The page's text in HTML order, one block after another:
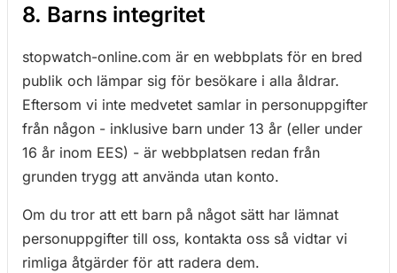
8. Barns integritet
stopwatch-online.com är en webbplats för en bred
publik och lämpar sig för besökare i alla åldrar.
Eftersom vi inte medvetet samlar in personuppgifter
från någon - inklusive barn under 13 år (eller under
16 år inom EES) - är webbplatsen redan från
grunden trygg att använda utan konto.
Om du tror att ett barn på något sätt har lämnat
personuppgifter till oss, kontakta oss så vidtar vi
rimliga åtgärder för att radera dem.